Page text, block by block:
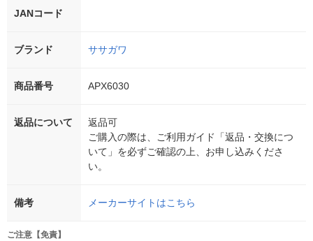
JANコード
ブランド ササガワ
商品番号 APX6030
返品について
返品可
ご購入の際は、ご利用ガイド「返品・交換につ
いて」を必ずご確認の上、お申し込みくださ
い。
備考 メーカーサイトはこちら
ご注意【免責】